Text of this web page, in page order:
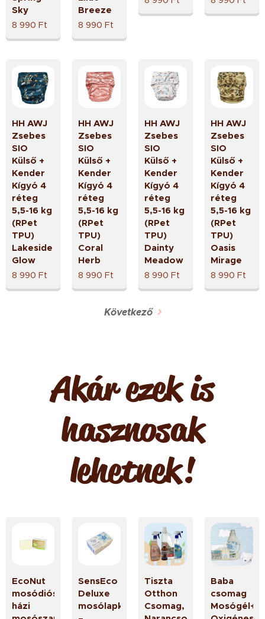
Sky
8 990 Ft
Breeze
8 990 Ft
HH AWJ
Zsebes
SIO
Külső +
Kender
Kígyó 4
réteg
5,5-16 kg
(RPet
TPU)
Lakeside
Glow
8 990 Ft
HH AWJ
Zsebes
SIO
Külső +
Kender
Kígyó 4
réteg
5,5-16 kg
(RPet
TPU)
Coral
Herb
8 990 Ft
HH AWJ
Zsebes
SIO
Külső +
Kender
Kígyó 4
réteg
5,5-16 kg
(RPet
TPU)
Dainty
Meadow
8 990 Ft
HH AWJ
Zsebes
SIO
Külső +
Kender
Kígyó 4
réteg
5,5-16 kg
(RPet
TPU)
Oasis
Mirage
8 990 Ft
Következő
Akár ezek is
hasznosak
lehetnek!
EcoNut
mosódiós
házi
SensEco
Deluxe
mosólapka
Tiszta
Otthon
Csomag,
Baba
csomag